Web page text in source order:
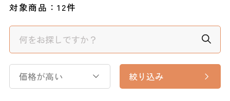
対象商品：12件
価格が高い 絞り込み